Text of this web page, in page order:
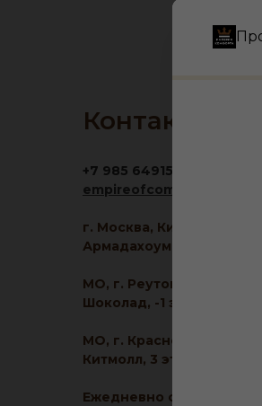
Контакты
+7 985 6491516
г. Москва,
Армадахоум, 1 этаж
МО, г. Реутов, МКАД 2-й
Шоколад, -1 этаж
МО, г. Красногорск, ул.
Китмолл, 3 этаж
Ежедневно с 10:00 до